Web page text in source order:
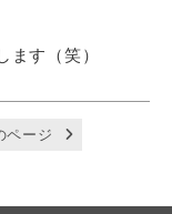
す（笑）
ページ